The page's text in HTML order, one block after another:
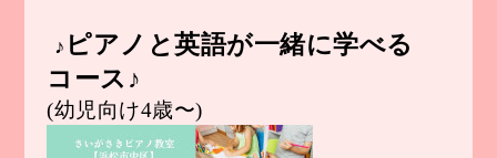
♪ ピアノと英語が一緒に学べる
コース♪
(幼児向け4歳〜)